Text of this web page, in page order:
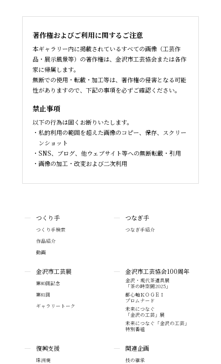
著作権およびご利用に関するご注意
本ギャラリー内に掲載されているすべての画像（工芸作
品・展示風景等）の著作権は、金沢市工芸協会または各作
家に帰属します。
無断での使用・転載・加工等は、著作権の侵害となる可能
性がありますので、下記の事項を必ずご確認ください。
禁止事項
以下の行為は固くお断りいたします。
私的利用の範囲を超えた画像のコピー、保存、スクリー
ンショット
SNS、ブログ、他ウェブサイト等への無断転載・引用
画像の加工・改変および二次利用
つくり手
つくり手検索
作品紹介
動画
つなぎ手
つなぎ手紹介
金沢市工芸展
第80回記念
第81回
ギャラリートーク
金沢市工芸協会100周年
金沢・現代茶道具展
「茶の時空間2025」
都心軸ＫＯＧＥＩ
プロムナード
未来につなぐ
「金沢の工芸」展
未来につなぐ「金沢の工芸」
特別番組
復興支援
珠洲焼
関連企画
技の継承